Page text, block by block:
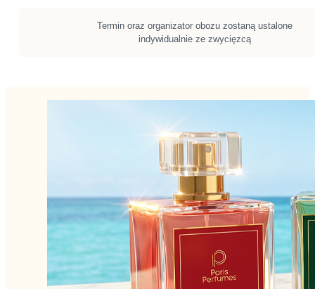
Termin oraz organizator obozu zostaną ustalone
indywidualnie ze zwycięzcą